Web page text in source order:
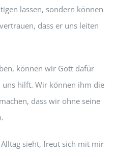
lassen, sondern können
dass er uns leiten
können wir Gott dafür
uns hilft. Wir können ihm die
dass wir ohne seine
sieht, freut sich mit mir